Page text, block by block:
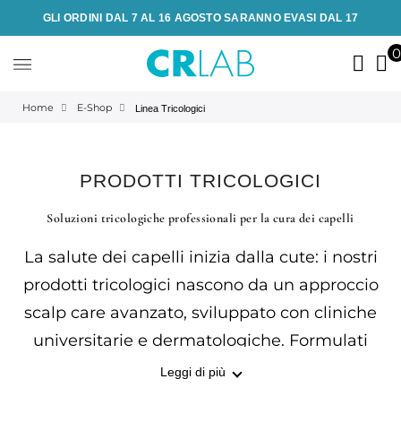
GLI ORDINI DAL 7 AL 16 AGOSTO SARANNO EVASI DAL 17
Home E-Shop Linea Tricologici
PRODOTTI TRICOLOGICI
Soluzioni tricologiche professionali per la cura dei capelli
La salute dei capelli inizia dalla cute: i nostri
prodotti tricologici nascono da un approccio
scalp care avanzato, sviluppato con cliniche
universitarie e dermatologiche. Formulati
con ingredienti naturali, estratti vegetali, oli
Leggi di più